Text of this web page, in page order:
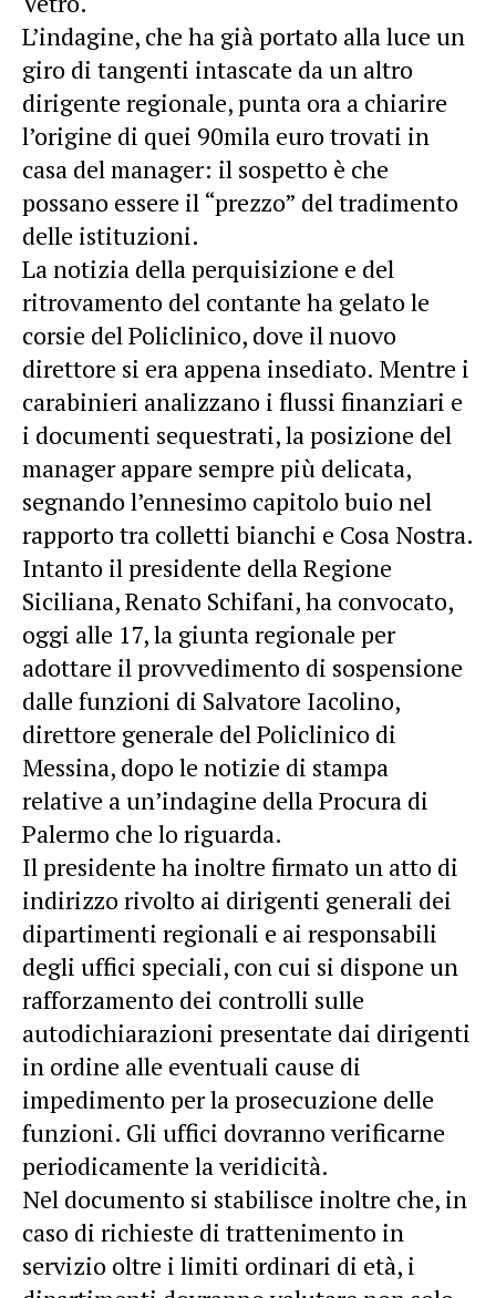
L’indagine, che ha già portato alla luce un
giro di tangenti intascate da un altro
dirigente regionale, punta ora a chiarire
l’origine di quei 90mila euro trovati in
casa del manager: il sospetto è che
possano essere il “prezzo” del tradimento
delle istituzioni.
La notizia della perquisizione e del
ritrovamento del contante ha gelato le
corsie del Policlinico, dove il nuovo
direttore si era appena insediato. Mentre i
carabinieri analizzano i flussi finanziari e
i documenti sequestrati, la posizione del
manager appare sempre più delicata,
segnando l’ennesimo capitolo buio nel
rapporto tra colletti bianchi e Cosa Nostra.
Intanto il presidente della Regione
Siciliana, Renato Schifani, ha convocato,
oggi alle 17, la giunta regionale per
adottare il provvedimento di sospensione
dalle funzioni di Salvatore Iacolino,
direttore generale del Policlinico di
Messina, dopo le notizie di stampa
relative a un’indagine della Procura di
Palermo che lo riguarda.
Il presidente ha inoltre firmato un atto di
indirizzo rivolto ai dirigenti generali dei
dipartimenti regionali e ai responsabili
degli uffici speciali, con cui si dispone un
rafforzamento dei controlli sulle
autodichiarazioni presentate dai dirigenti
in ordine alle eventuali cause di
impedimento per la prosecuzione delle
funzioni. Gli uffici dovranno verificarne
periodicamente la veridicità.
Nel documento si stabilisce inoltre che, in
caso di richieste di trattenimento in
servizio oltre i limiti ordinari di età, i